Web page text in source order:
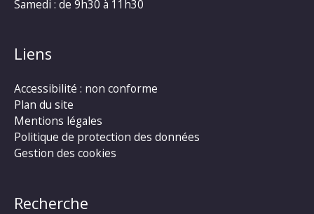
Samedi : de 9h30 à 11h30
Liens
Accessibilité : non conforme
Plan du site
Mentions légales
Politique de protection des données
Gestion des cookies
Recherche